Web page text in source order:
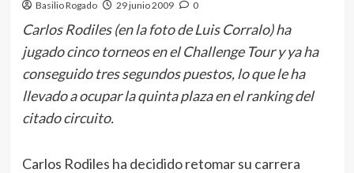
Basilio Rogado 29 junio 2009 0
Carlos Rodiles (en la foto de Luis Corralo) ha
jugado cinco torneos en el Challenge Tour y ya ha
conseguido tres segundos puestos, lo que le ha
llevado a ocupar la quinta plaza en el ranking del
citado circuito.
Carlos Rodiles ha decidido retomar su carrera